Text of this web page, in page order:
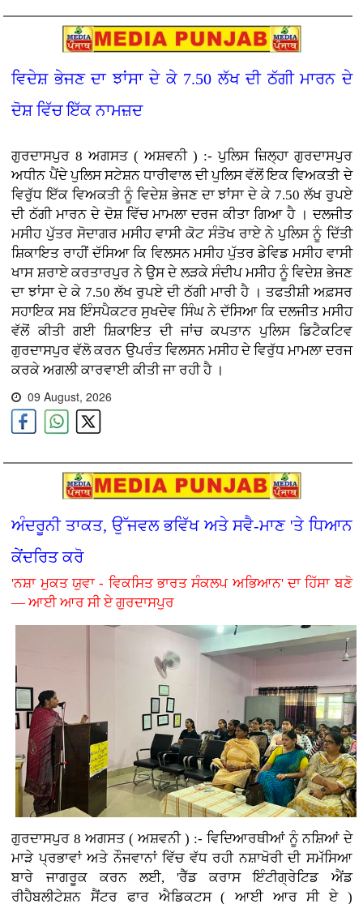
ਵਿਦੇਸ਼ ਭੇਜਣ ਦਾ ਝਾਂਸਾ ਦੇ ਕੇ 7.50 ਲੱਖ ਦੀ ਠੱਗੀ ਮਾਰਨ ਦੇ
ਦੋਸ਼ ਵਿੱਚ ਇੱਕ ਨਾਮਜ਼ਦ
ਗੁਰਦਾਸਪੁਰ 8 ਅਗਸਤ ( ਅਸ਼ਵਨੀ ) :- ਪੁਲਿਸ ਜ਼ਿਲ੍ਹਾ ਗੁਰਦਾਸਪੁਰ
ਅਧੀਨ ਪੈਂਦੇ ਪੁਲਿਸ ਸਟੇਸ਼ਨ ਧਾਰੀਵਾਲ ਦੀ ਪੁਲਿਸ ਵੱਲੋਂ ਇਕ ਵਿਅਕਤੀ ਦੇ
ਵਿਰੁੱਧ ਇੱਕ ਵਿਅਕਤੀ ਨੂੰ ਵਿਦੇਸ਼ ਭੇਜਣ ਦਾ ਝਾਂਸਾ ਦੇ ਕੇ 7.50 ਲੱਖ ਰੁਪਏ
ਦੀ ਠੱਗੀ ਮਾਰਨ ਦੇ ਦੋਸ਼ ਵਿੱਚ ਮਾਮਲਾ ਦਰਜ ਕੀਤਾ ਗਿਆ ਹੈ । ਦਲਜੀਤ
ਮਸੀਹ ਪੁੱਤਰ ਸੋਦਾਗਰ ਮਸੀਹ ਵਾਸੀ ਕੋਟ ਸੰਤੋਖ ਰਾਏ ਨੇ ਪੁਲਿਸ ਨੂੰ ਦਿੱਤੀ
ਸ਼ਿਕਾਇਤ ਰਾਹੀਂ ਦੱਸਿਆ ਕਿ ਵਿਲਸਨ ਮਸੀਹ ਪੁੱਤਰ ਡੇਵਿਡ ਮਸੀਹ ਵਾਸੀ
ਖਾਸ ਸ਼ਰਾਏ ਕਰਤਾਰਪੁਰ ਨੇ ਉਸ ਦੇ ਲੜਕੇ ਸੰਦੀਪ ਮਸੀਹ ਨੂੰ ਵਿਦੇਸ਼ ਭੇਜਣ
ਦਾ ਝਾਂਸਾ ਦੇ ਕੇ 7.50 ਲੱਖ ਰੁਪਏ ਦੀ ਠੱਗੀ ਮਾਰੀ ਹੈ । ਤਫਤੀਸ਼ੀ ਅਫ਼ਸਰ
ਸਹਾਇਕ ਸਬ ਇੰਸਪੈਕਟਰ ਸੁਖਦੇਵ ਸਿੰਘ ਨੇ ਦੱਸਿਆ ਕਿ ਦਲਜੀਤ ਮਸੀਹ
ਵੱਲੋਂ ਕੀਤੀ ਗਈ ਸ਼ਿਕਾਇਤ ਦੀ ਜਾਂਚ ਕਪਤਾਨ ਪੁਲਿਸ ਡਿਟੈਕਟਿਵ
ਗੁਰਦਾਸਪੁਰ ਵੱਲੋ ਕਰਨ ਉਪਰੰਤ ਵਿਲਸਨ ਮਸੀਹ ਦੇ ਵਿਰੁੱਧ ਮਾਮਲਾ ਦਰਜ
ਕਰਕੇ ਅਗਲੀ ਕਾਰਵਾਈ ਕੀਤੀ ਜਾ ਰਹੀ ਹੈ ।
09 August, 2026
ਅੰਦਰੂਨੀ ਤਾਕਤ, ਉੱਜਵਲ ਭਵਿੱਖ ਅਤੇ ਸਵੈ-ਮਾਣ 'ਤੇ ਧਿਆਨ
ਕੇਂਦਰਿਤ ਕਰੋ
'ਨਸ਼ਾ ਮੁਕਤ ਯੁਵਾ - ਵਿਕਸਿਤ ਭਾਰਤ ਸੰਕਲਪ ਅਭਿਆਨ' ਦਾ ਹਿੱਸਾ ਬਣੋ
— ਆਈ ਆਰ ਸੀ ਏ ਗੁਰਦਾਸਪੁਰ
ਗੁਰਦਾਸਪੁਰ 8 ਅਗਸਤ ( ਅਸ਼ਵਨੀ ) :- ਵਿਦਿਆਰਥੀਆਂ ਨੂੰ ਨਸ਼ਿਆਂ ਦੇ
ਮਾੜੇ ਪ੍ਰਭਾਵਾਂ ਅਤੇ ਨੌਜਵਾਨਾਂ ਵਿੱਚ ਵੱਧ ਰਹੀ ਨਸ਼ਾਖੋਰੀ ਦੀ ਸਮੱਸਿਆ
ਬਾਰੇ ਜਾਗਰੂਕ ਕਰਨ ਲਈ, 'ਰੈੱਡ ਕਰਾਸ ਇੰਟੀਗ੍ਰੇਟਿਡ ਐਂਡ
ਰੀਹੈਬਲੀਟੇਸ਼ਨ ਸੈਂਟਰ ਫਾਰ ਐਡਿਕਟਸ ( ਆਈ ਆਰ ਸੀ ਏ )